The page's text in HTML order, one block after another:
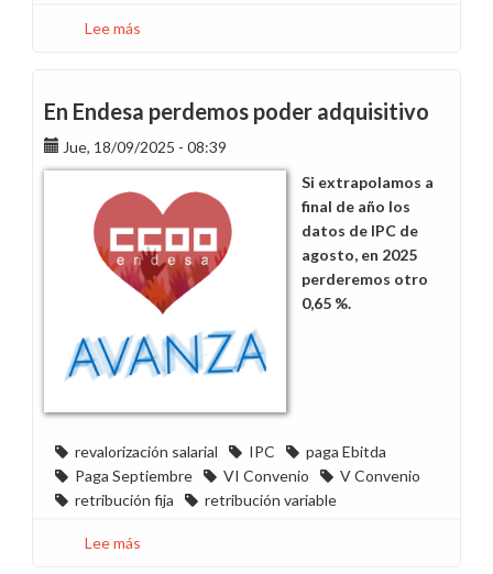
Lee más
poder
adquisitivo
en
2026
En Endesa perdemos poder adquisitivo
Jue, 18/09/2025 - 08:39
Si extrapolamos a
final de año los
datos de IPC de
agosto, en 2025
perderemos otro
0,65 %.
revalorización salarial IPC
paga Ebitda
Paga Septiembre
VI Convenio
V Convenio
retribución fija
retribución variable
Lee más